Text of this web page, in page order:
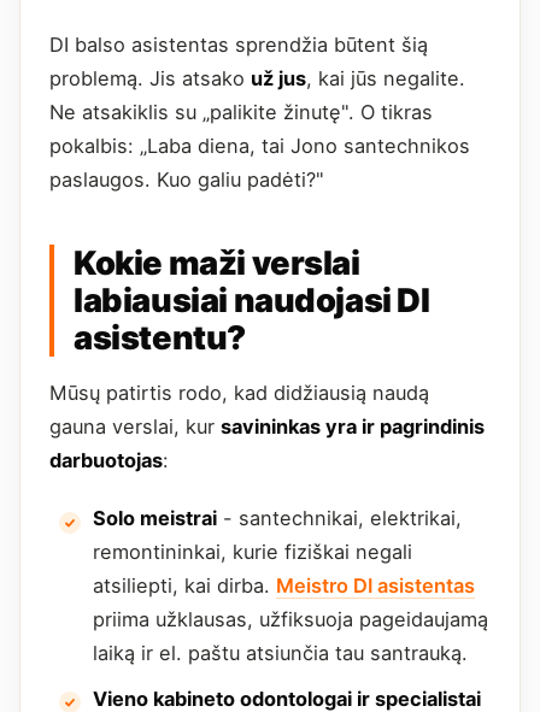
DI balso asistentas sprendžia būtent šią
problemą. Jis atsako už jus, kai jūs negalite.
Ne atsakiklis su „palikite žinutę". O tikras
pokalbis: „Laba diena, tai Jono santechnikos
paslaugos. Kuo galiu padėti?"
Kokie maži verslai
labiausiai naudojasi DI
asistentu?
Mūsų patirtis rodo, kad didžiausią naudą
gauna verslai, kur savininkas yra ir pagrindinis
darbuotojas:
Solo meistrai - santechnikai, elektrikai,
remontininkai, kurie fiziškai negali
atsiliepti, kai dirba. Meistro DI asistentas
priima užklausas, užfiksuoja pageidaujamą
laiką ir el. paštu atsiunčia tau santrauką.
Vieno kabineto odontologai ir specialistai